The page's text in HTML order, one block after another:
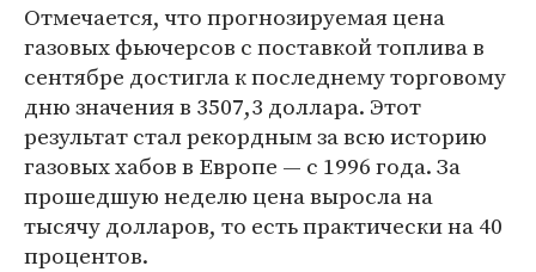
Отмечается, что прогнозируемая цена
газовых фьючерсов с поставкой топлива в
сентябре достигла к последнему торговому
дню значения в 3507,3 доллара. Этот
результат стал рекордным за всю историю
газовых хабов в Европе — с 1996 года. За
прошедшую неделю цена выросла на
тысячу долларов, то есть практически на 40
процентов.